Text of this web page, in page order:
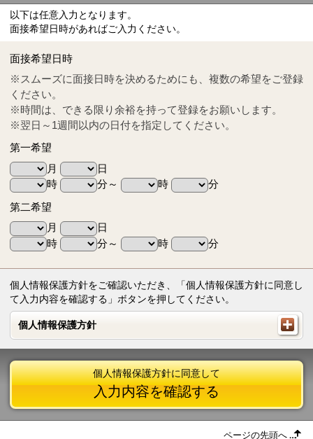
Tel
0570-55-0314
以下は任意入力となります。
面接希望日時があればご入力ください。
面接希望日時
※スムーズに面接日時を決めるためにも、複数の希望をご登録
ください。
※時間は、できる限り余裕を持って登録をお願いします。
※翌日～1週間以内の日付を指定してください。
第一希望
月
日
時
分～ 時
分
第二希望
月
日
時
分～ 時 分
個人情報保護方針をご確認いただき、「個人情報保護方針に同意し
て入力内容を確認する」ボタンを押してください。
個人情報保護方針
個人情報保護方針
個人情報保護方針に同意して
入力内容を確認する
ページの先頭へ